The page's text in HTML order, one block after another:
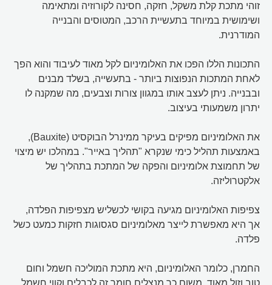
זוהי מתכת קלת משקל, חזקה, חסינה לקורוזיה ומתאימה
ושימושית במיוחד בתעשיית הרכב, המטוסים והבנייה
המודרנית.
התכונות הללו הפכו את האלומיניום לקל מאוד לעיבוד והוא הפך
לאחת המתכות הנפוצות ביותר - בתעשייה, בשלד מבנים
ובבנייה. ניתן לעצב אותו במגוון צורות וצבעים, מה שמקנה לו
יתרון משמעותי בעיצוב.
את האלומיניום מפיקים בעיקר ממינרל הבוקסיט (Bauxite),
באמצעות תהליל כימי שנקרא "תהליך באייר". במהלכו יש מיצוי
של תחמוצת אלומיניום והפקה של המתכת בתהליך של
אלקטרוליזה.
צפיפות האלומיניום מגיעה בקושי לכשליש מצפיפות הפלדה,
אך היא מאפשרת לייצר מאלומיניום סגסוגות חזקות כמעט כשל
פלדה.
החמרן, כלומר האלומיניום, היא מתכת המוליכה חשמל וחום
טוב וזול מאוד. משום כך מנצלים חומר זה לכבלים וקווי חשמל,